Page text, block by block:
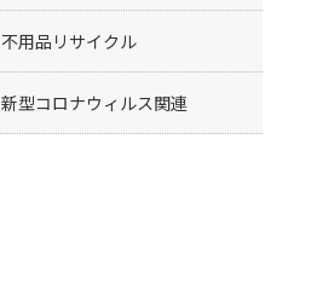
不用品リサイクル
新型コロナウィルス関連